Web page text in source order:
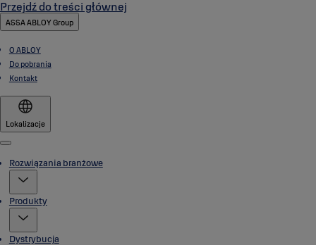
Przejdź do treści głównej
ASSA ABLOY Group
O ABLOY
Do pobrania
Kontakt
Lokalizacje
Menu
Rozwiązania branżowe
Produkty
Dystrybucja